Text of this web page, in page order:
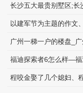
长沙五大最贵别墅区;长
广州一梯一户的楼盘_
福迪探索者6怎么样—福
程咬金娶了几个媳妇、